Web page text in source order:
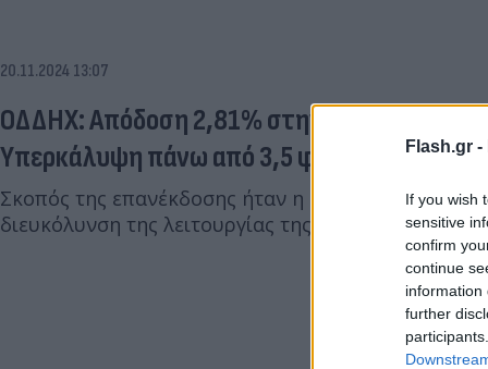
Flash.gr -
If you wish
sensitive
confirm
continue
information
further
20.11.2024 13:07
ΟΔΔΗΧ: Απόδοση 2,81% στην επανέκδοση
Υπερκάλυψη πάνω από 3,5 φορές
Σκοπός της επανέκδοσης ήταν η ικανοποίηση της
διευκόλυνση της λειτουργίας της δευτερογενούς